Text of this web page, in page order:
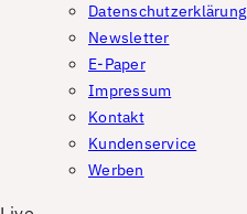
Datenschutzerklärung
Newsletter
E-Paper
Impressum
Kontakt
Kundenservice
Werben